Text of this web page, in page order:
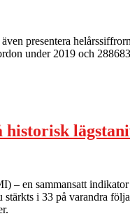
presentera
under 2019 och
– en sammansatt
i 33 på varandra